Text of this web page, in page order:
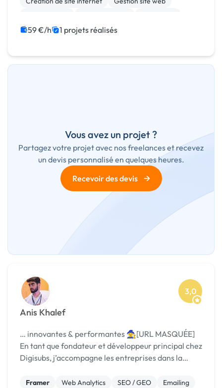
SEO / GEO
59 €/h 1 projets réalisés
Vous avez un projet ?
Partagez votre projet avec nos freelances et recevez
un devis personnalisé en quelques heures.
Recevoir des devis
→
Anis Khalef
3,0
… innovantes & performantes 🧙[URL MASQUÉE]
En tant que fondateur et développeur principal chez
Digisubs, j’accompagne les entreprises dans la
Framer Web Analytics SEO / GEO
Emailing